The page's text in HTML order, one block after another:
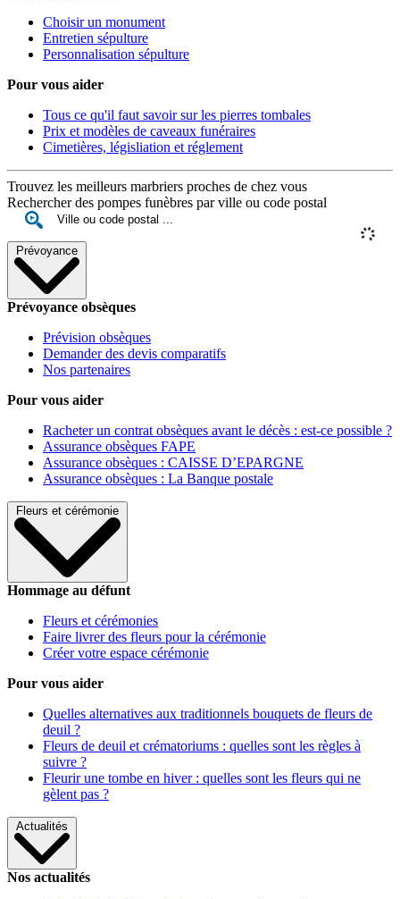
Choisir un monument
Entretien sépulture
Personnalisation sépulture
Pour vous aider
Tous ce qu'il faut savoir sur les pierres tombales
Prix et modèles de caveaux funéraires
Cimetières, législiation et réglement
Trouvez les meilleurs marbriers proches de chez vous
Rechercher des pompes funèbres par ville ou code postal
Prévoyance
Prévoyance obsèques
Prévision obsèques
Demander des devis comparatifs
Nos partenaires
Pour vous aider
Racheter un contrat obsèques avant le décès : est-ce possible ?
Assurance obsèques FAPE
Assurance obsèques : CAISSE D’EPARGNE
Assurance obsèques : La Banque postale
Fleurs et cérémonie
Hommage au défunt
Fleurs et cérémonies
Faire livrer des fleurs pour la cérémonie
Créer votre espace cérémonie
Pour vous aider
Quelles alternatives aux traditionnels bouquets de fleurs de
deuil ?
Fleurs de deuil et crématoriums : quelles sont les règles à
suivre ?
Fleurir une tombe en hiver : quelles sont les fleurs qui ne
gèlent pas ?
Actualités
Nos actualités